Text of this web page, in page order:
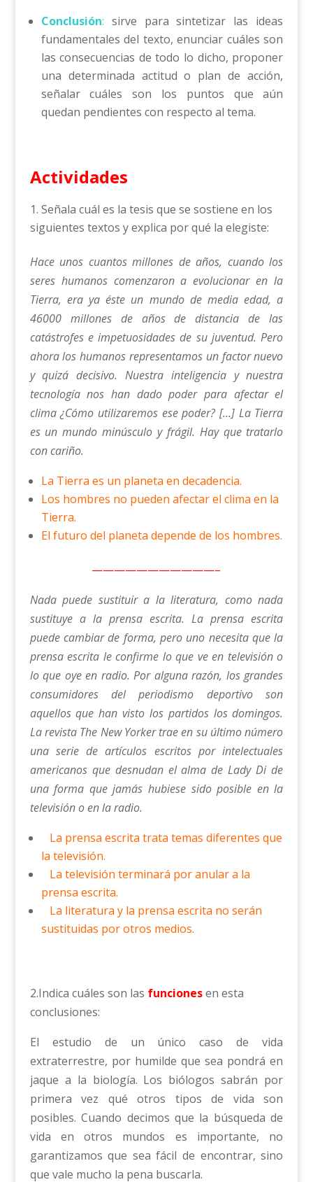
Conclusión: sirve para sintetizar las ideas
fundamentales del texto, enunciar cuáles son
las consecuencias de todo lo dicho, proponer
una determinada actitud o plan de acción,
señalar cuáles son los puntos que aún
quedan pendientes con respecto al tema.
Actividades
Señala cuál es la tesis que se sostiene en los
siguientes textos y explica por qué la elegiste:
Hace unos cuantos millones de años, cuando los
seres humanos comenzaron a evolucionar en la
Tierra, era ya éste un mundo de media edad, a
46000 millones de años de distancia de las
catástrofes e impetuosidades de su juventud. Pero
ahora los humanos representamos un factor nuevo
y quizá decisivo. Nuestra inteligencia y nuestra
tecnología nos han dado poder para afectar el
clima ¿Cómo utilizaremos ese poder? […] La Tierra
es un mundo minúsculo y frágil. Hay que tratarlo
con cariño.
La Tierra es un planeta en decadencia.
Los hombres no pueden afectar el clima en la
Tierra.
El futuro del planeta depende de los hombres.
———————————–
Nada puede sustituir a la literatura, como nada
sustituye a la prensa escrita. La prensa escrita
puede cambiar de forma, pero uno necesita que la
prensa escrita le confirme lo que ve en televisión o
lo que oye en radio. Por alguna razón, los grandes
consumidores del periodismo deportivo son
aquellos que han visto los partidos los domingos.
La revista The New Yorker trae en su último número
una serie de artículos escritos por intelectuales
americanos que desnudan el alma de Lady Di de
una forma que jamás hubiese sido posible en la
televisión o en la radio.
La prensa escrita trata temas diferentes que
la televisión.
La televisión terminará por anular a la
prensa escrita.
La literatura y la prensa escrita no serán
sustituidas por otros medios.
2.Indica cuáles son las funcionesen esta
conclusiones:
El estudio de un único caso de vida
extraterrestre, por humilde que sea pondrá en
jaque a la biología. Los biólogos sabrán por
primera vez qué otros tipos de vida son
posibles. Cuando decimos que la búsqueda de
vida en otros mundos es importante, no
garantizamos que sea fácil de encontrar, sino
que vale mucho la pena buscarla.